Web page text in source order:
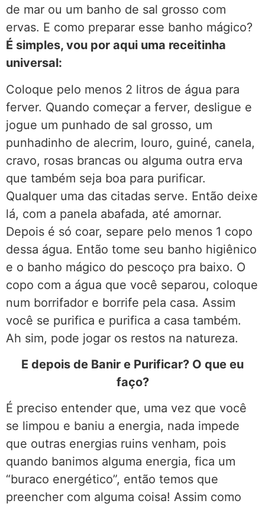
de mar ou um banho de sal grosso com
ervas. E como preparar esse banho mágico?
É simples, vou por aqui uma receitinha
universal:
Coloque pelo menos 2 litros de água para
ferver. Quando começar a ferver, desligue e
jogue um punhado de sal grosso, um
punhadinho de alecrim, louro, guiné, canela,
cravo, rosas brancas ou alguma outra erva
que também seja boa para purificar.
Qualquer uma das citadas serve. Então deixe
lá, com a panela abafada, até amornar.
Depois é só coar, separe pelo menos 1 copo
dessa água. Então tome seu banho higiênico
e o banho mágico do pescoço pra baixo. O
copo com a água que você separou, coloque
num borrifador e borrife pela casa. Assim
você se purifica e purifica a casa também.
Ah sim, pode jogar os restos na natureza.
E depois de Banir e Purificar? O que eu
faço?
É preciso entender que, uma vez que você
se limpou e baniu a energia, nada impede
que outras energias ruins venham, pois
quando banimos alguma energia, fica um
“buraco energético”, então temos que
preencher com alguma coisa! Assim como